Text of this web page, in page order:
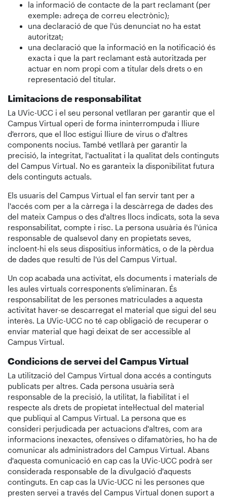
la informació de contacte de la part reclamant (per
exemple: adreça de correu electrònic);
una declaració de que l'ús denunciat no ha estat
autoritzat;
una declaració que la informació en la notificació és
exacta i que la part reclamant està autoritzada per
actuar en nom propi com a titular dels drets o en
representació del titular.
Limitacions de responsabilitat
La UVic-UCC i el seu personal vetllaran per garantir que el
Campus Virtual operi de forma ininterrompuda i lliure
d'errors, que el lloc estigui lliure de virus o d'altres
components nocius. També vetllarà per garantir la
precisió, la integritat, l'actualitat i la qualitat dels continguts
del Campus Virtual. No es garanteix la disponibilitat futura
dels continguts actuals.
Els usuaris del Campus Virtual el fan servir tant per a
l'accés com per a la càrrega i la descàrrega de dades des
del mateix Campus o des d'altres llocs indicats, sota la seva
responsabilitat, compte i risc. La persona usuària és l'única
responsable de qualsevol dany en propietats seves,
incloent-hi els seus dispositius informàtics, o de la pèrdua
de dades que resulti de l'ús del Campus Virtual.
Un cop acabada una activitat, els documents i materials de
les aules virtuals corresponents s'eliminaran. És
responsabilitat de les persones matriculades a aquesta
activitat haver-se descarregat el material que sigui del seu
interès. La UVic-UCC no té cap obligació de recuperar o
enviar material que hagi deixat de ser accessible al
Campus Virtual.
Condicions de servei del Campus Virtual
La utilització del Campus Virtual dona accés a continguts
publicats per altres. Cada persona usuària serà
responsable de la precisió, la utilitat, la fiabilitat i el
respecte als drets de propietat intel·lectual del material
que publiqui al Campus Virtual. La persona que es
consideri perjudicada per actuacions d'altres, com ara
informacions inexactes, ofensives o difamatòries, ho ha de
comunicar als administradors del Campus Virtual. Abans
d'aquesta comunicació en cap cas la UVic-UCC podrà ser
considerada responsable de la divulgació d'aquests
continguts. En cap cas la UVic-UCC ni les persones que
presten servei a través del Campus Virtual donen suport a